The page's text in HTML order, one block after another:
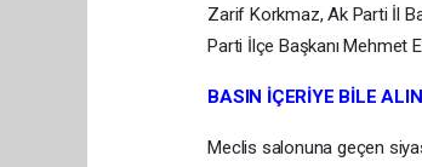
Zarif Korkmaz, Ak Parti İl
Parti İlçe Başkanı Mehmet
BASIN İÇERİYE BİLE
Meclis salonuna geçen